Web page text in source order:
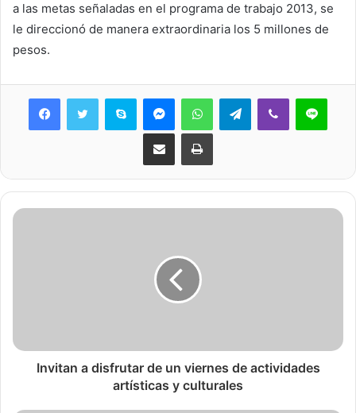
a las metas señaladas en el programa de trabajo 2013, se
le direccionó de manera extraordinaria los 5 millones de
pesos.
Skype MessengerWhatsAppTelegramViber Line
Share via Email Print
Invitan a disfrutar de un viernes de actividades
artísticas y culturales